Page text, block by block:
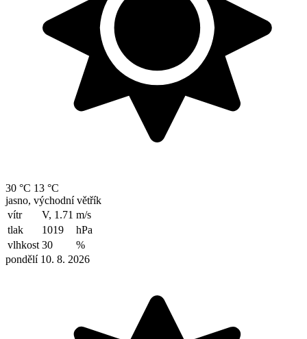
30 °C 13 °C
jasno, východní větřík
vítr
V, 1.71 m/s
tlak
1019
hPa
vlhkost 30
%
pondělí 10. 8. 2026